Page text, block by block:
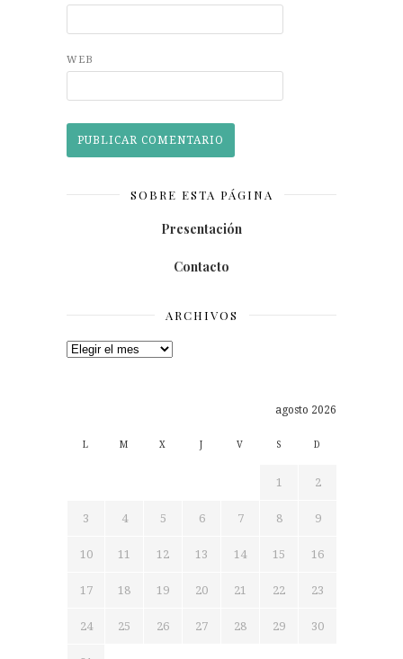
WEB
SOBRE ESTA PÁGINA
Presentación
Contacto
ARCHIVOS
Archivos
agosto 2026
L M X J V S D
1 2
3 4 5 6 7 8 9
10 11 12 13 14 15 16
17 18 19 20 21 22 23
24 25 26 27 28 29 30